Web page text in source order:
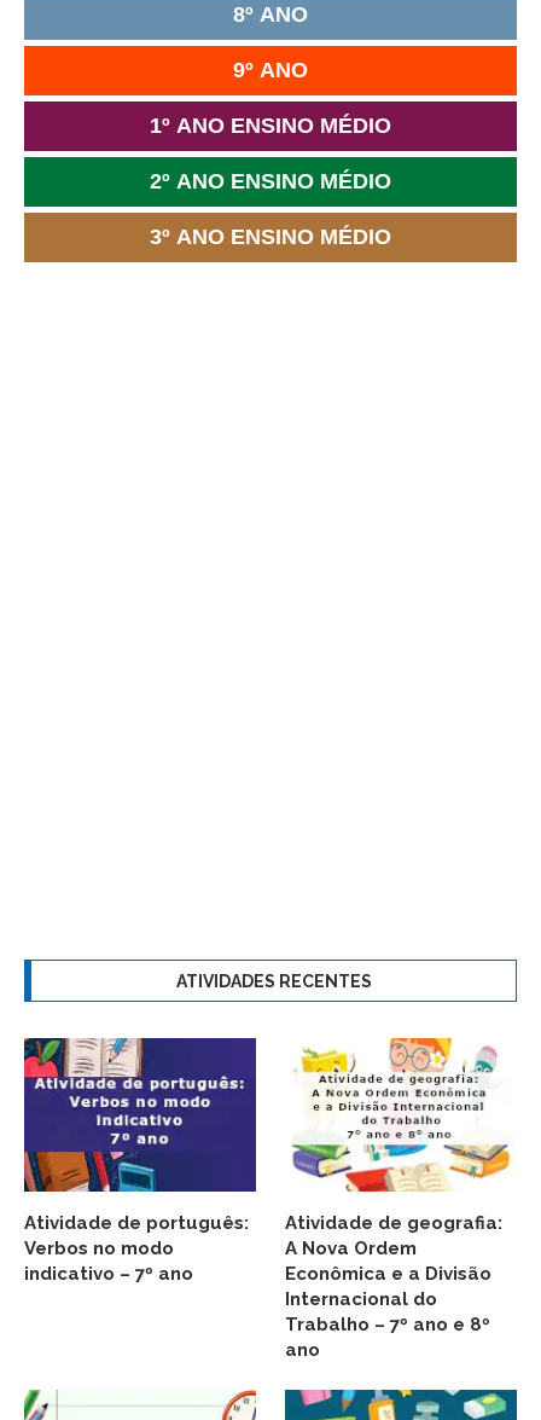
8º ANO
9º ANO
1º ANO ENSINO MÉDIO
2º ANO ENSINO MÉDIO
3º ANO ENSINO MÉDIO
ATIVIDADES RECENTES
Atividade de português:
Verbos no modo
indicativo – 7º ano
Atividade de geografia:
A Nova Ordem
Econômica e a Divisão
Internacional do
Trabalho – 7º ano e 8º
ano